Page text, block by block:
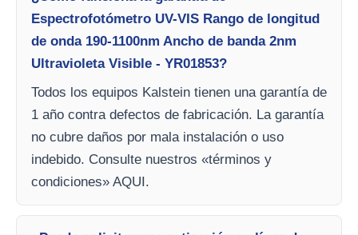
Espectrofotómetro UV-VIS Rango de longitud
de onda 190-1100nm Ancho de banda 2nm
Ultravioleta Visible - YR01853?
Todos los equipos Kalstein tienen una garantía de
1 año contra defectos de fabricación. La garantía
no cubre daños por mala instalación o uso
indebido. Consulte nuestros «términos y
condiciones» AQUI.